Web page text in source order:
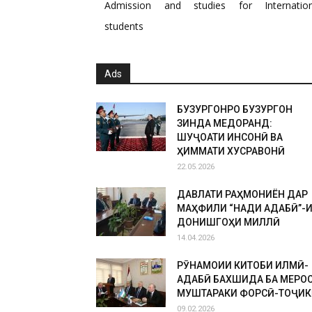
Admission and studies for
students
Ads
БУЗУРГОНРО БУЗУРГОН
ЗИНДА МЕДОРАНД:
ШУҶОАТИ ИНСОНӢ ВА
ҲИММАТИ ХУСРАВОНӢ
22.05.2026
ДАВЛАТИ РАҲМОНИЁН ДАР
МАҲФИЛИ “НАҚДИ АДАБӢ”-И
ДОНИШГОҲИ МИЛЛӢ
14.04.2026
РӮНАМОИИ КИТОБИ ИЛМӢ-
АДАБӢ БАХШИДА БА
МУШТАРАКИ ФОРСӢ-
09.02.2026